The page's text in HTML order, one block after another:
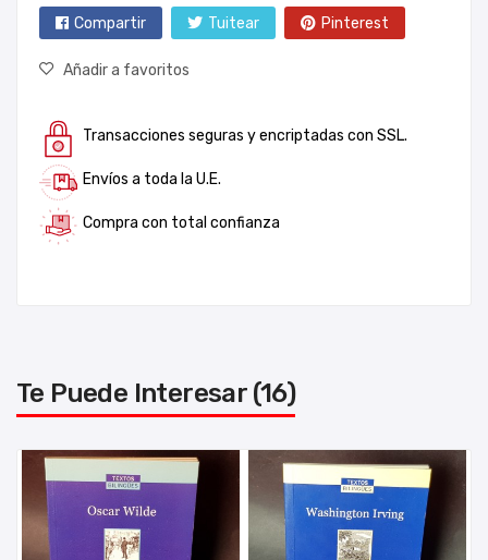
Compartir Tuitear Pinterest
Añadir a favoritos
Transacciones seguras y encriptadas con SSL.
Envíos a toda la U.E.
Compra con total confianza
Te Puede Interesar (16)